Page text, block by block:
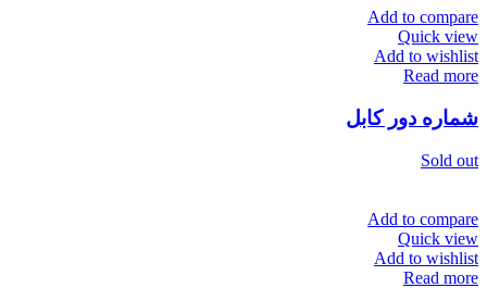
Add to compare
Quick view
Add to wishlist
Read more
شماره دور کابل
Sold out
Add to compare
Quick view
Add to wishlist
Read more